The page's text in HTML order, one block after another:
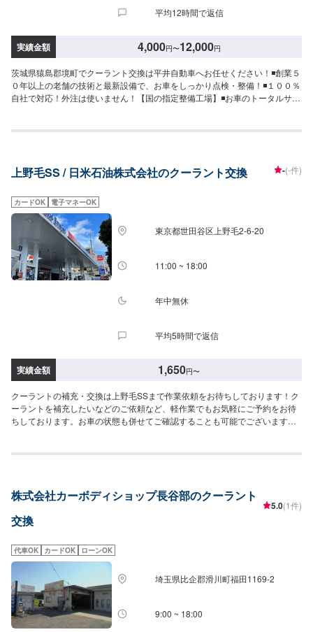
平均12時間で返信
実績金額 4,000円〜12,000円
茨城県猿島郡境町でクーラント交換は平井自動車へお任せください！◾創業５
０年以上の老舗の技術と最新設備で、お車をしっかり点検・整備！◾１００％
自社で対応！外注は使いません！【国の指定整備工場】◾お車のトータルサポ
★保険を使えべきなのかわからない…などのご相談もお気軽にどうぞ！【定
ば作業開始【4】仕上がり次第納車-----納期について-----納期は通常2日～3日
います。予めご了承ください。-----代車について-----無料の代車をご用意して
います。お車の作業中は代車をご利用ください。※代車の燃料代はお客様にご
負担いただいております。※内容などにより貸し出し出来かねる場合もござい
ます。-----ご来店時の注意、受付方法-----入庫の際はお気をつけてお越しくだ
さい。駐車スペースは事務所前のお客様駐車スペースに駐車してください。
受付はスタッフへ「メンテモで予約しました」とお伝えください。ご案内い
たします。
上野毛SS / 日米石油株式会社のクーラント交換 -(-件)
カードOK 電子マネーOK
東京都世田谷区上野毛2-6-20
11:00 ~ 18:00
年中無休
平均5時間で返信
実績金額 1,650円〜
クーラントの補充・交換は上野毛SSまで作業依頼をお待ちしております！ク
ーラントを補充したいなどのご依頼など、軽作業でもお気軽にご予約をお待
ちしております。お車の状態も併せてご確認することも可能でございます。
株式会社カーボディショップ長谷部のクーラント
交換
5.0(1件)
代車OK カードOK ローンOK
埼玉県比企郡滑川町福田1169-2
9:00 ~ 18:00